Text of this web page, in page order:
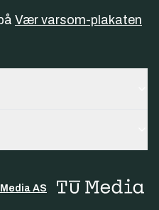
Vær varsom-plakaten
AS